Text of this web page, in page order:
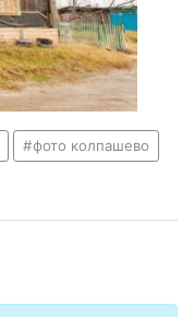
фото колпашево